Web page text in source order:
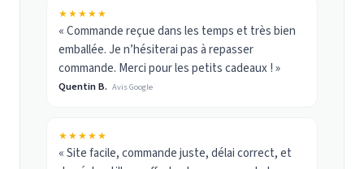
★★★★★
« Commande reçue dans les temps et très bien
emballée. Je n’hésiterai pas à repasser
commande. Merci pour les petits cadeaux ! »
Quentin B. Avis Google
★★★★★
« Site facile, commande juste, délai correct, et